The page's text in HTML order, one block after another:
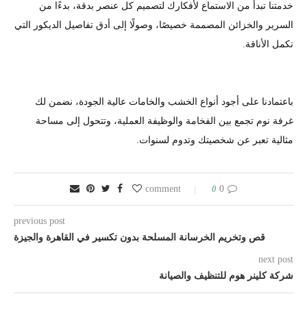
خدمتنا تبدأ من الاستماع لأفكارك لتصميم كل عنصر بدقة، بدءًا من
السرير والخزائن المصممة خصيصًا، وصولًا إلى أدق تفاصيل الديكور التي
تكمل الأناقة.
باعتمادنا على أجود أنواع الخشب والخامات عالية الجودة، نضمن لك
غرفة نوم تجمع بين الفخامة والوظيفة العملية، وتتحول إلى مساحة
مثالية تعبر عن شخصيتك وتدوم لسنوات.
0 comment
0
previous post
قص وتخريم الخرسانة المسلحة بدون تكسير في القاهرة والجيزة
next post
شركة كلينر هوم للتنظيف والصيانة